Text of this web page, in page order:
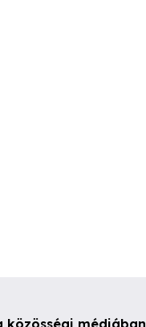
közösségi médiában